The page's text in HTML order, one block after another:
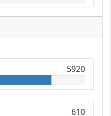
5920
610